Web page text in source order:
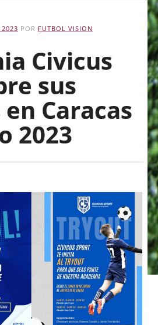
2023 POR FUTBOL VISION
Civicus
sus
Caracas
2023